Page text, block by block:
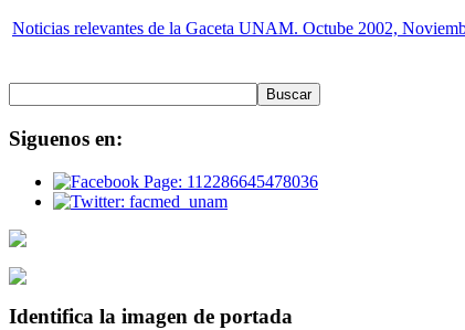
Noticias relevantes de la Gaceta UNAM. Octube 2002,
Siguenos en:
Identifica la imagen de portada